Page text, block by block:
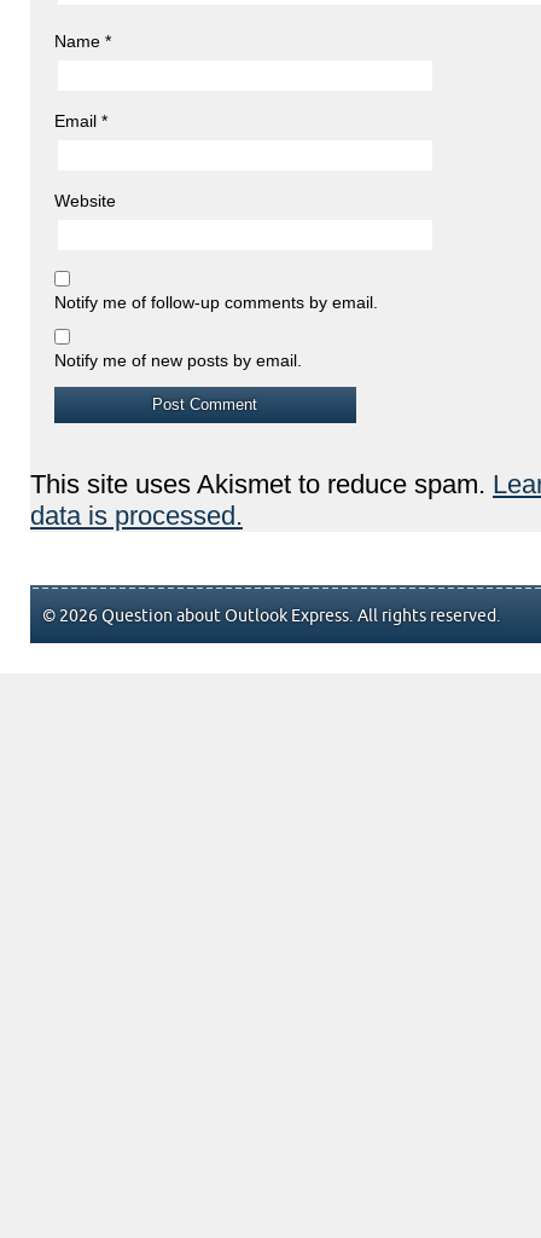
Name *
Email *
Website
Notify me of follow-up comments by email.
Notify me of new posts by email.
This site uses Akismet to reduce spam.
data is processed.
© 2026 Question about Outlook Express. All rights reserved.